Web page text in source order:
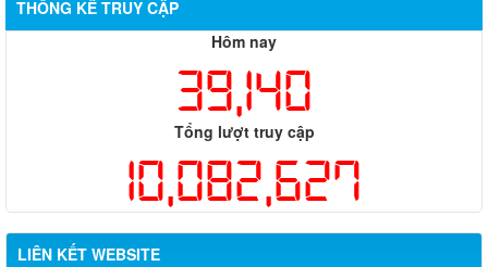
THỐNG KÊ TRUY CẬP
Hôm nay
39,140
Tổng lượt truy cập
10,082,627
LIÊN KẾT WEBSITE